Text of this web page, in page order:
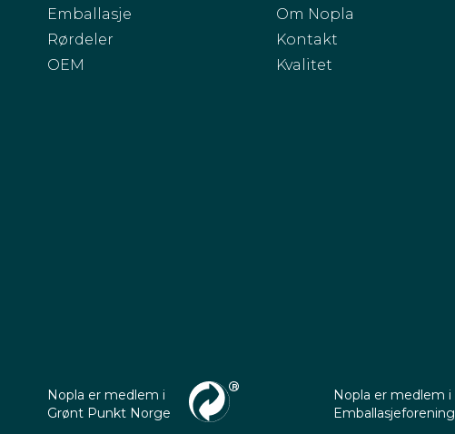
Emballasje
Rørdeler
OEM
Om Nopla
Kontakt
Kvalitet
Nopla er medlem i
Grønt Punkt Norge
Nopla er medlem i
Emballasjeforening